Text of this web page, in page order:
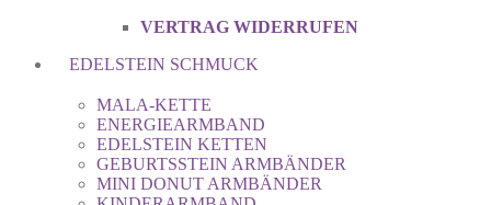
VERTRAG WIDERRUFEN
EDELSTEIN SCHMUCK
MALA-KETTE
ENERGIEARMBAND
EDELSTEIN KETTEN
GEBURTSSTEIN ARMBÄNDER
MINI DONUT ARMBÄNDER